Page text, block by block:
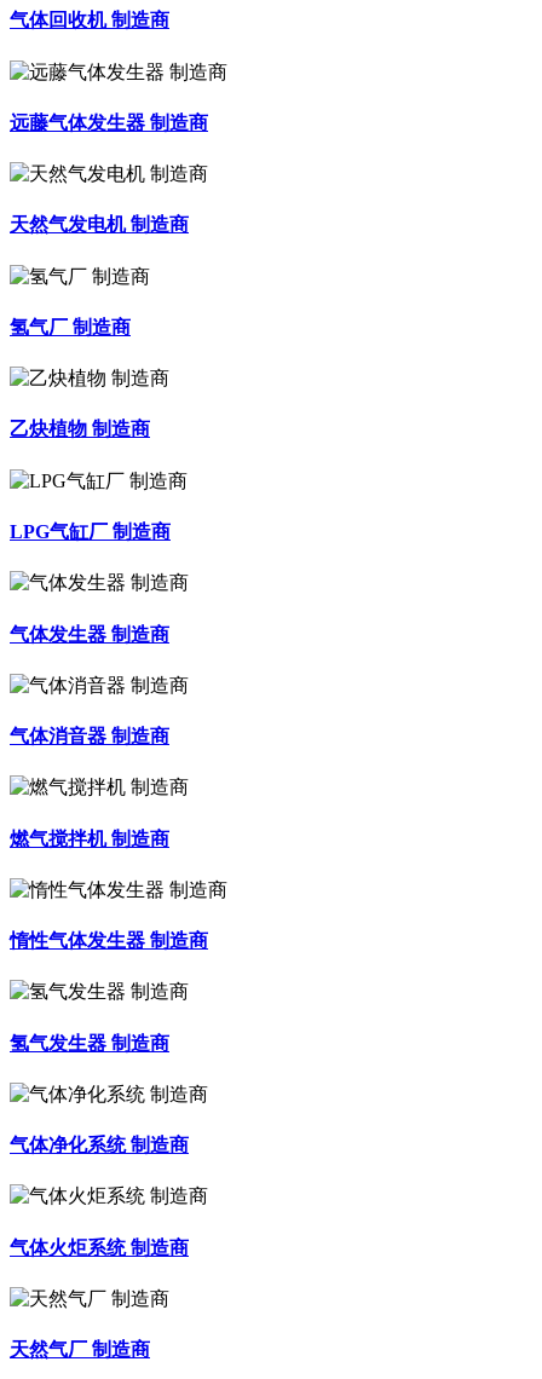
气体回收机 制造商
远藤气体发生器 制造商
天然气发电机 制造商
氢气厂 制造商
乙炔植物 制造商
LPG气缸厂 制造商
气体发生器 制造商
气体消音器 制造商
燃气搅拌机 制造商
惰性气体发生器 制造商
氢气发生器 制造商
气体净化系统 制造商
气体火炬系统 制造商
天然气厂 制造商